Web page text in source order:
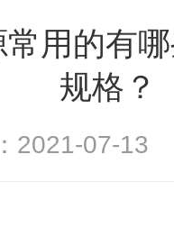
用的有
规格？
：2021-07-